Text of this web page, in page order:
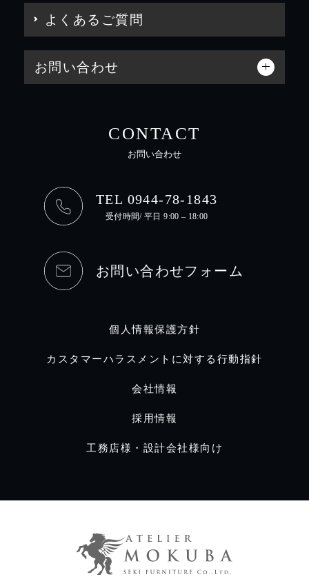
よくあるご質問
お問い合わせ
CONTACT
お問い合わせ
TEL 0944-78-1843
受付時間/ 平日 9:00 – 18:00
お問い合わせフォーム
個人情報保護方針
カスタマーハラスメントに対する行動指針
会社情報
採用情報
工務店様・設計会社様向け